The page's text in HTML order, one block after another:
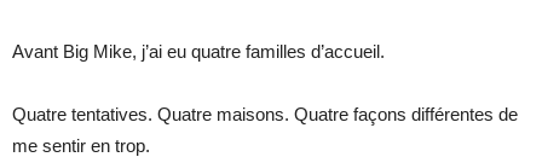
Avant Big Mike, j’ai eu quatre familles d’accueil.
Quatre tentatives. Quatre maisons. Quatre façons différentes de
me sentir en trop.